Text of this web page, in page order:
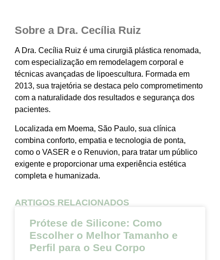
Sobre a Dra. Cecília Ruiz
A Dra. Cecília Ruiz é uma cirurgiã plástica renomada,
com especialização em remodelagem corporal e
técnicas avançadas de lipoescultura. Formada em
2013, sua trajetória se destaca pelo comprometimento
com a naturalidade dos resultados e segurança dos
pacientes.
Localizada em Moema, São Paulo, sua clínica
combina conforto, empatia e tecnologia de ponta,
como o VASER e o Renuvion, para tratar um público
exigente e proporcionar uma experiência estética
completa e humanizada.
ARTIGOS RELACIONADOS
Prótese de Silicone: Como
Escolher o Melhor Tamanho e
Perfil para o Seu Corpo